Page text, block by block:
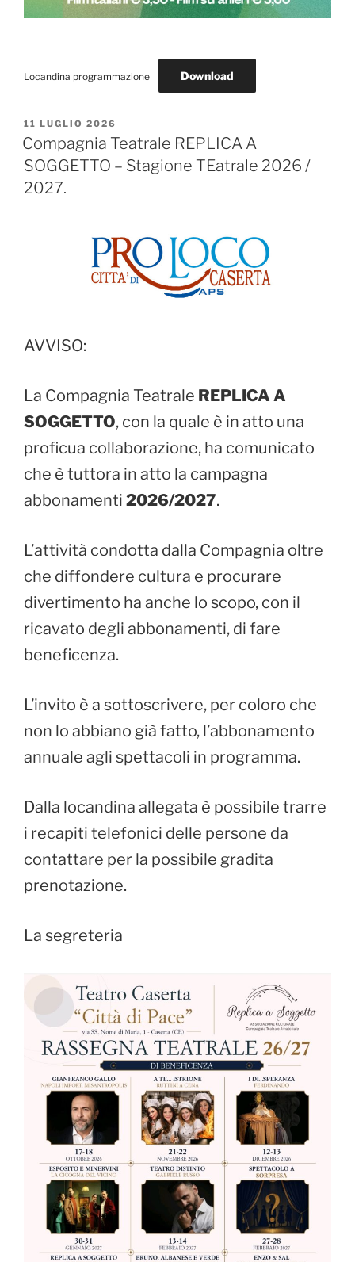
Locandina programmazione Download
PUBBLICATO
IL
11 LUGLIO 2026
Compagnia Teatrale REPLICA A
SOGGETTO – Stagione TEatrale 2026 /
2027.
AVVISO:
La Compagnia Teatrale REPLICA A
SOGGETTO, con la quale è in atto una
proficua collaborazione, ha comunicato
che è tuttora in atto la campagna
abbonamenti 2026/2027.
L’attività condotta dalla Compagnia oltre
che diffondere cultura e procurare
divertimento ha anche lo scopo, con il
ricavato degli abbonamenti, di fare
beneficenza.
L’invito è a sottoscrivere, per coloro che
non lo abbiano già fatto, l’abbonamento
annuale agli spettacoli in programma.
Dalla locandina allegata è possibile trarre
i recapiti telefonici delle persone da
contattare per la possibile gradita
prenotazione.
La segreteria